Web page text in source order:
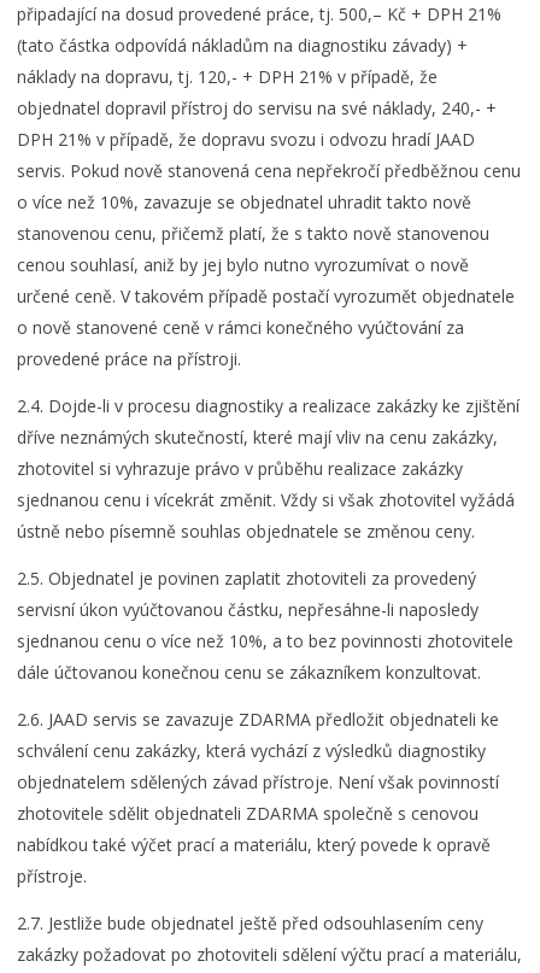
připadající na dosud provedené práce, tj. 500,– Kč + DPH 21%
(tato částka odpovídá nákladům na diagnostiku závady) +
náklady na dopravu, tj. 120,- + DPH 21% v případě, že
objednatel dopravil přístroj do servisu na své náklady, 240,- +
DPH 21% v případě, že dopravu svozu i odvozu hradí JAAD
servis. Pokud nově stanovená cena nepřekročí předběžnou cenu
o více než 10%, zavazuje se objednatel uhradit takto nově
stanovenou cenu, přičemž platí, že s takto nově stanovenou
cenou souhlasí, aniž by jej bylo nutno vyrozumívat o nově
určené ceně. V takovém případě postačí vyrozumět objednatele
o nově stanovené ceně v rámci konečného vyúčtování za
provedené práce na přístroji.
2.4. Dojde-li v procesu diagnostiky a realizace zakázky ke zjištění
dříve neznámých skutečností, které mají vliv na cenu zakázky,
zhotovitel si vyhrazuje právo v průběhu realizace zakázky
sjednanou cenu i vícekrát změnit. Vždy si však zhotovitel vyžádá
ústně nebo písemně souhlas objednatele se změnou ceny.
2.5. Objednatel je povinen zaplatit zhotoviteli za provedený
servisní úkon vyúčtovanou částku, nepřesáhne-li naposledy
sjednanou cenu o více než 10%, a to bez povinnosti zhotovitele
dále účtovanou konečnou cenu se zákazníkem konzultovat.
2.6. JAAD servis se zavazuje ZDARMA předložit objednateli ke
schválení cenu zakázky, která vychází z výsledků diagnostiky
objednatelem sdělených závad přístroje. Není však povinností
zhotovitele sdělit objednateli ZDARMA společně s cenovou
nabídkou také výčet prací a materiálu, který povede k opravě
přístroje.
2.7. Jestliže bude objednatel ještě před odsouhlasením ceny
zakázky požadovat po zhotoviteli sdělení výčtu prací a materiálu,